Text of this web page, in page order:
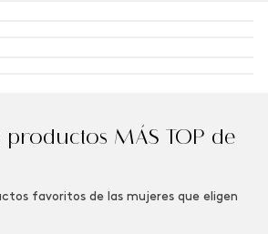
MÁS TOP de
favoritos de las mujeres que eligen